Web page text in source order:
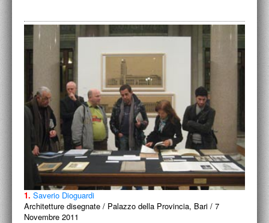
1. Saverio Dioguardi
Architetture disegnate / Palazzo della Provincia, Bari / 7
Novembre 2011